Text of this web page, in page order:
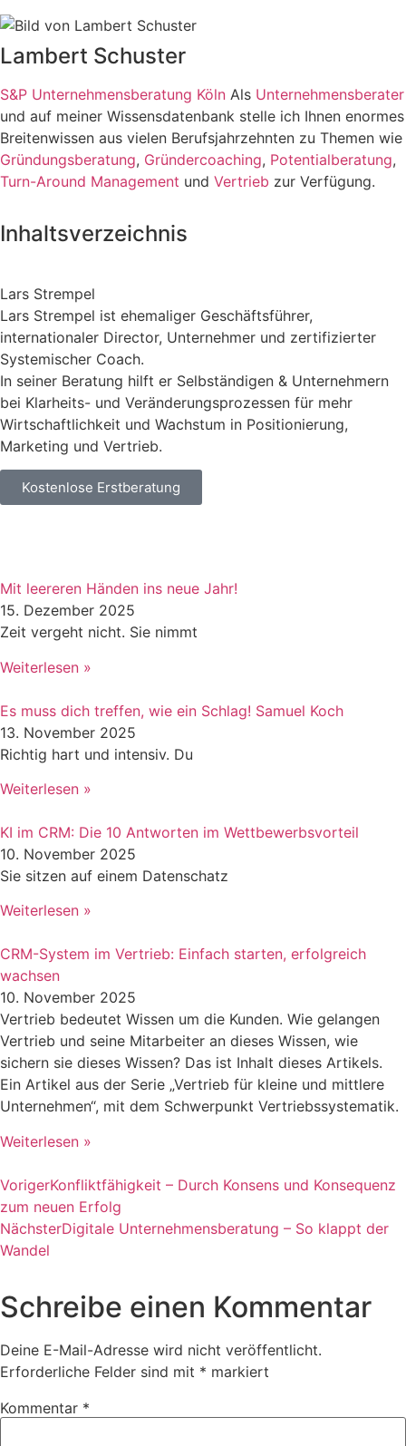
Lambert Schuster
S&P Unternehmensberatung Köln Als Unternehmensberater
und auf meiner Wissensdatenbank stelle ich Ihnen enormes
Breitenwissen aus vielen Berufsjahrzehnten zu Themen wie
Gründungsberatung, Gründercoaching, Potentialberatung,
Turn-Around Management und Vertrieb zur Verfügung.
Inhaltsverzeichnis
Lars Strempel
Lars Strempel ist ehemaliger Geschäftsführer,
internationaler Director, Unternehmer und zertifizierter
Systemischer Coach.
In seiner Beratung hilft er Selbständigen & Unternehmern
bei Klarheits- und Veränderungsprozessen für mehr
Wirtschaftlichkeit und Wachstum in Positionierung,
Marketing und Vertrieb.
Kostenlose Erstberatung
Mit leereren Händen ins neue Jahr!
15. Dezember 2025
Zeit vergeht nicht. Sie nimmt
Weiterlesen »
Es muss dich treffen, wie ein Schlag! Samuel Koch
13. November 2025
Richtig hart und intensiv. Du
Weiterlesen »
KI im CRM: Die 10 Antworten im Wettbewerbsvorteil
10. November 2025
Sie sitzen auf einem Datenschatz
Weiterlesen »
CRM-System im Vertrieb: Einfach starten, erfolgreich
wachsen
10. November 2025
Vertrieb bedeutet Wissen um die Kunden. Wie gelangen
Vertrieb und seine Mitarbeiter an dieses Wissen, wie
sichern sie dieses Wissen? Das ist Inhalt dieses Artikels.
Ein Artikel aus der Serie „Vertrieb für kleine und mittlere
Unternehmen“, mit dem Schwerpunkt Vertriebssystematik.
Weiterlesen »
VorigerKonfliktfähigkeit – Durch Konsens und Konsequenz
zum neuen Erfolg
NächsterDigitale Unternehmensberatung – So klappt der
Wandel
Schreibe einen Kommentar
Deine E-Mail-Adresse wird nicht veröffentlicht.
Erforderliche Felder sind mit * markiert
Kommentar *